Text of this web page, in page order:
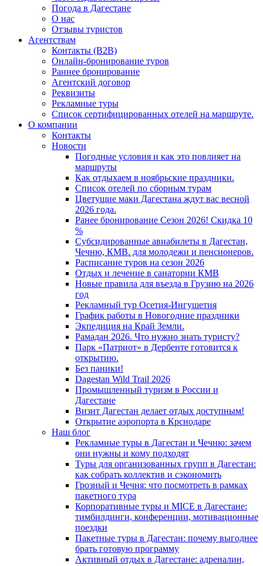
Погода в Дагестане
О нас
Отзывы туристов
Агентствам
Контакты (B2B)
Онлайн-бронирование туров
Раннее бронирование
Агентский договор
Реквизиты
Рекламные туры
Список сертифицированных отелей на маршруте.
О компании
Контакты
Новости
Погодные условия и как это повлияет на
маршруты
Как отдыхаем в ноябрьские праздники.
Список отелей по сборным турам
Цветущие маки Дагестана ждут вас весной
2026 года.
Ранее бронирование Сезон 2026! Скидка 10
%
Субсидированные авиабилеты в Дагестан,
Чечню, КМВ. для молодежи и пенсионеров.
Расписание туров на сезон 2026
Отдых и лечение в санатории КМВ
Новые правила для въезда в Грузию на 2026
год
Рекламный тур Осетия-Ингушетия
График работы в Новогодние праздники
Экпедиция на Край Земли.
Рамадан 2026. Что нужно знать туристу?
Парк «Патриот» в Дербенте готовится к
открытию.
Без паники!
Dagestan Wild Trail 2026
Промышленный туризм в России и
Дагестане
Визит Дагестан делает отдых доступным!
Открытие аэропорта в Крснодаре
Наш блог
Рекламные туры в Дагестан и Чечню: зачем
они нужны и кому подходят
Туры для организованных групп в Дагестан:
как собрать коллектив и сэкономить
Грозный и Чечня: что посмотреть в рамках
пакетного тура
Корпоративные туры и MICE в Дагестане:
тимбилдинги, конференции, мотивационные
поездки
Пакетные туры в Дагестан: почему выгоднее
брать готовую программу
Активный отдых в Дагестане: адреналин,